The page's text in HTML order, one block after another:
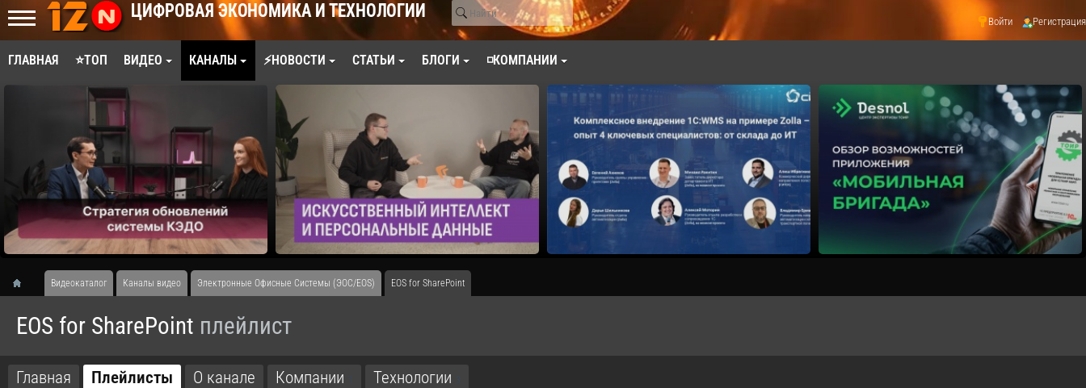
ЦИФРОВАЯ ЭКОНОМИКА И ТЕХНОЛОГИИ Войти Регистрация
ГЛАВНАЯ ⭐ТОП ВИДЕО КАНАЛЫ ⚡НОВОСТИ СТАТЬИ БЛОГИ ◽КОМПАНИИ
Видеокаталог Каналы видео Электронные Офисные Системы (ЭОС/EOS) EOS for SharePoint
EOS for SharePoint плейлист
Главная Плейлисты О канале Компании Технологии 3